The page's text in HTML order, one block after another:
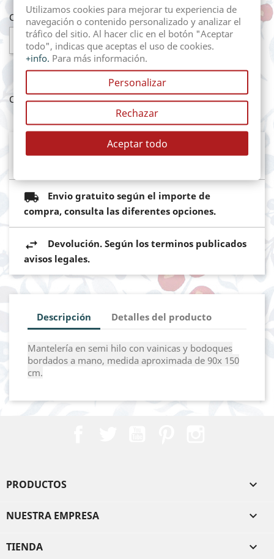
Cantidad
 AÑADIR AL CARRITO
Compartir
Mediante pasarela de pago segura del
Envio gratuito según el importe de
compra, consulta las diferentes opciones.
Devolución. Según los terminos publicados
avisos legales.
Descripción Detalles del producto
Mantelería en semi hilo con vainicas y bodoques
bordados a mano, medida aproximada de 90x 150
cm.
PRODUCTOS 
NUESTRA EMPRESA 
TIENDA 
Utilizamos cookies para mejorar tu experiencia de
navegación o contenido personalizado y analizar el
tráfico del sitio. Al hacer clic en el botón "Aceptar
todo", indicas que aceptas el uso de cookies.
+info. Para más información.
Personalizar
Rechazar
Aceptar todo